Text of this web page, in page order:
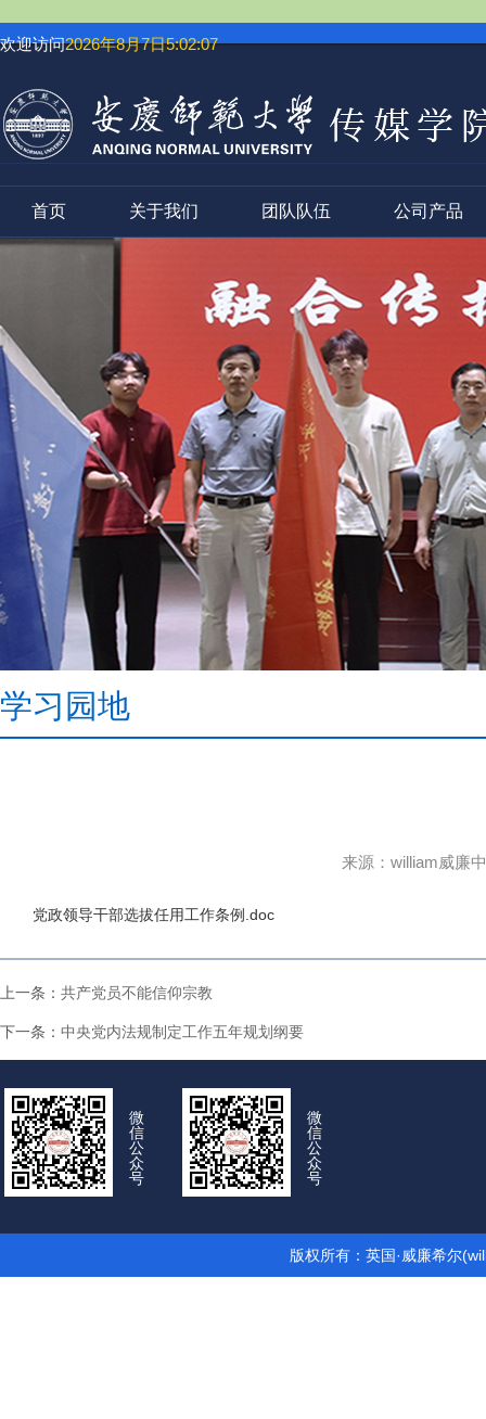
欢迎访问2026年8月7日5:02:07
首页 关于我们 团队队伍 公司产品
学习园地
来源：william威廉
党政领导干部选拔任用工作条例.doc
上一条： 共产党员不能信仰宗教
下一条： 中央党内法规制定工作五年规划纲要
微
信
公
众
号
微
信
公
众
号
版权所有：英国·威廉希尔